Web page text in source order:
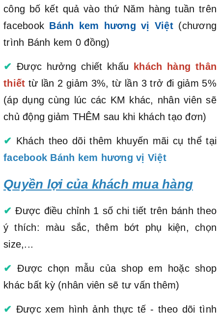
công bố kết quả vào thứ Năm hàng tuần trên
facebook Bánh kem hương vị Việt(chương
trình Bánh kem 0 đồng)
✔ Được hưởng chiết khấu khách hàng thân
thiết từ lần 2 giảm 3%, từ lần 3 trở đi giảm 5%
(áp dụng cùng lúc các KM khác, nhân viên sẽ
chủ động giảm THÊM sau khi khách tạo đơn)
✔ Khách theo dõi thêm khuyến mãi cụ thể tại
facebook Bánh kem hương vị Việt
Quyền lợi của khách mua hàng
✔ Được điều chỉnh 1 số chi tiết trên bánh theo
ý thích: màu sắc, thêm bớt phụ kiện, chọn
size,...
✔ Được chọn mẫu của shop em hoặc shop
khác bất kỳ (nhân viên sẽ tư vấn thêm)
✔ Được xem hình ảnh thực tế - theo dõi tình